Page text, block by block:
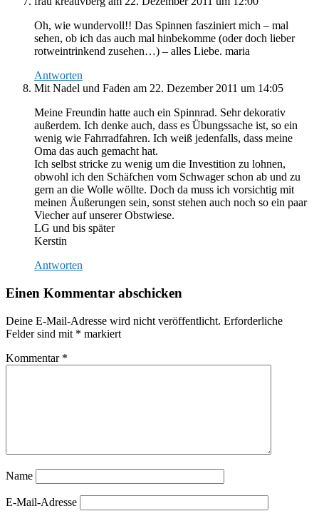
Oh, wie wundervoll!! Das Spinnen fasziniert mich – mal
sehen, ob ich das auch mal hinbekomme (oder doch lieber
rotweintrinkend zusehen…) – alles Liebe. maria
Antworten
Mit Nadel und Faden am 22. Dezember 2011 um 14:05
Meine Freundin hatte auch ein Spinnrad. Sehr dekorativ
außerdem. Ich denke auch, dass es Übungssache ist, so ein
wenig wie Fahrradfahren. Ich weiß jedenfalls, dass meine
Oma das auch gemacht hat.
Ich selbst stricke zu wenig um die Investition zu lohnen,
obwohl ich den Schäfchen vom Schwager schon ab und zu
gern an die Wolle wöllte. Doch da muss ich vorsichtig mit
meinen Äußerungen sein, sonst stehen auch noch so ein paar
Viecher auf unserer Obstwiese.
LG und bis später
Kerstin
Antworten
Einen Kommentar abschicken
Deine E-Mail-Adresse wird nicht veröffentlicht. Erforderliche
Felder sind mit * markiert
Kommentar *
Name
E-Mail-Adresse